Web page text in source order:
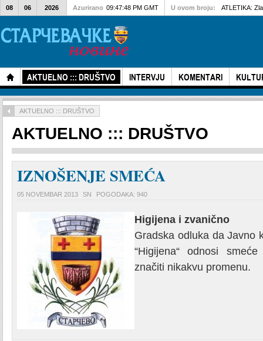
AKTUELNO ::: DRUŠTVO INTERVJU KOMENTARI
08 06 2026 Azurirano 09:47:48 PM GMT U ovom broju: ATLETIKA:
AKTUELNO ::: DRUŠTVO
AKTUELNO ::: DRUŠTVO
IZNOŠENJE SMEĆA
05 NOVEMBAR 2013 SN POGODAKA: 940
Higijena i zvanično
Gradska odluka da Javno
“Higijena“ odnosi
značiti nikakvu promenu.